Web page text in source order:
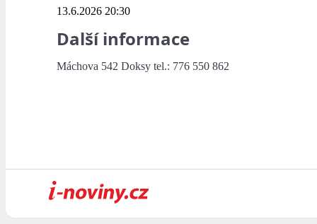
13.6.2026 20:30
Další informace
Máchova 542 Doksy tel.: 776 550 862